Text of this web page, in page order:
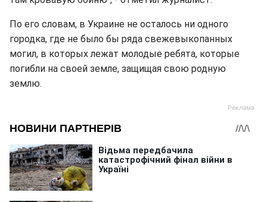
По его словам, в Украине не осталось ни одного
городка, где не было бы ряда свежевыкопанных
могил, в которых лежат молодые ребята, которые
погибли на своей земле, защищая свою родную
землю.